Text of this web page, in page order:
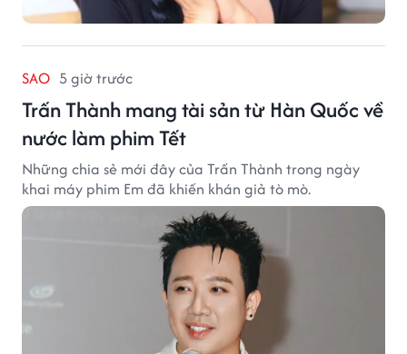
SAO 5 giờ trước
Trấn Thành mang tài sản từ Hàn Quốc về
nước làm phim Tết
Những chia sẻ mới đây của Trấn Thành trong ngày
khai máy phim Em đã khiến khán giả tò mò.